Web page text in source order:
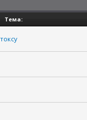
Тема: